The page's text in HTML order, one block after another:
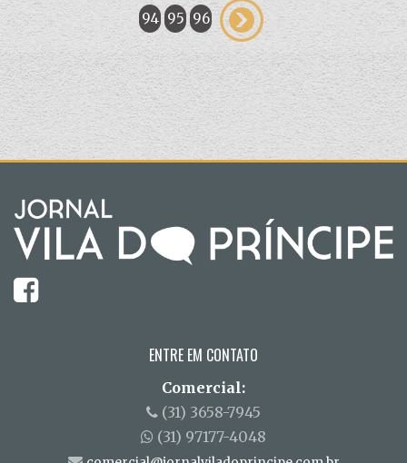
94 95 96
ENTRE EM CONTATO
Comercial:
(31) 3658-7945
(31) 97177-4048